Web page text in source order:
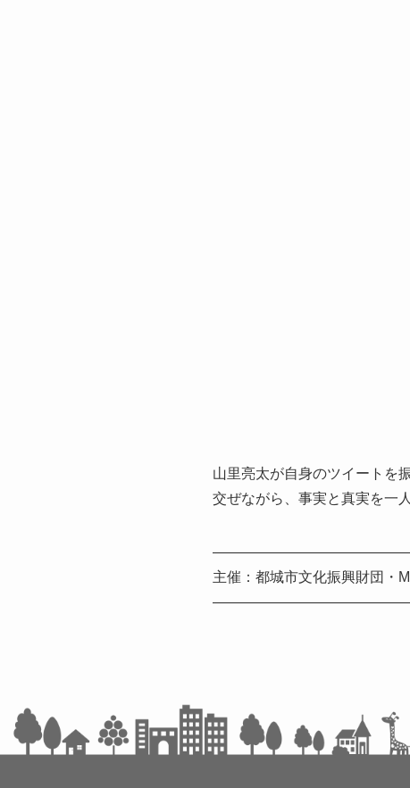
山里亮太が自身のツイートを
交ぜながら、事実と真実を一
主催：都城市文化振興財団・